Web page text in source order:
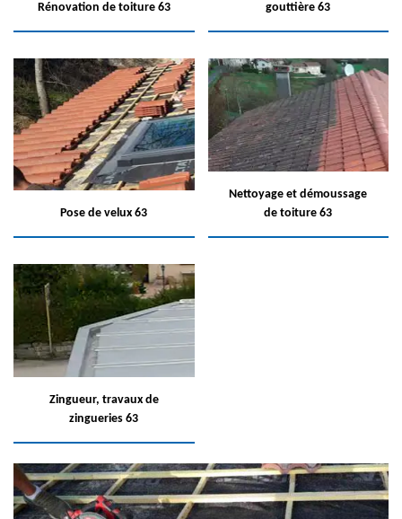
Rénovation de toiture 63
gouttière 63
Pose de velux 63
Nettoyage et démoussage
de toiture 63
Zingueur, travaux de
zingueries 63